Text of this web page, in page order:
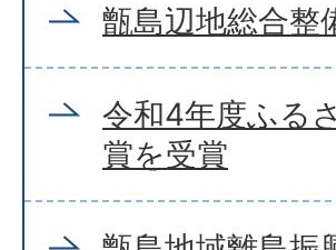
甑島辺地総合整
令和4年度ふる
賞を受賞